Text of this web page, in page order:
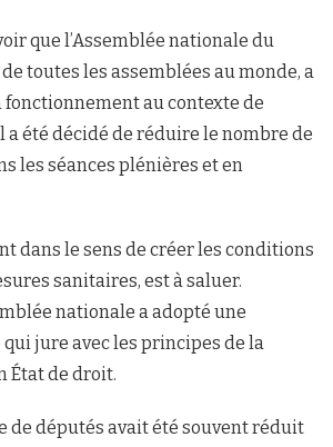
que l’Assemblée nationale du
toutes les assemblées au monde, a
au contexte de
a été décidé de réduire le nombre de
les séances plénières et en
dans le sens de créer les conditions
sanitaires, est à saluer.
nationale a adopté une
jure avec les principes de la
État de droit.
de députés avait été souvent réduit